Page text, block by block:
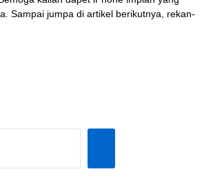
Sampai jumpa di artikel berikutnya, rekan-